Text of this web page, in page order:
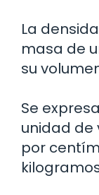
La
masa de
su
Se
unidad de
por